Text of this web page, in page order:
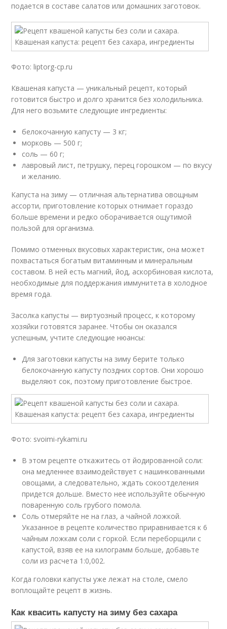
подается в составе салатов или домашних заготовок.
Фото: liptorg-cp.ru
Квашеная капуста — уникальный рецепт, который
готовится быстро и долго хранится без холодильника.
Для него возьмите следующие ингредиенты:
белокочанную капусту — 3 кг;
морковь — 500 г;
соль — 60 г;
лавровый лист, петрушку, перец горошком — по вкусу
и желанию.
Капуста на зиму — отличная альтернатива овощным
ассорти, приготовление которых отнимает гораздо
больше времени и редко оборачивается ощутимой
пользой для организма.
Помимо отменных вкусовых характеристик, она может
похвастаться богатым витаминным и минеральным
составом. В ней есть магний, йод, аскорбиновая кислота,
необходимые для поддержания иммунитета в холодное
время года.
Засолка капусты — виртуозный процесс, к которому
хозяйки готовятся заранее. Чтобы он оказался
успешным, учтите следующие нюансы:
Для заготовки капусты на зиму берите только
белокочанную капусту поздних сортов. Они хорошо
выделяют сок, поэтому приготовление быстрое.
Фото: svoimi-rykami.ru
В этом рецепте откажитесь от йодированной соли:
она медленнее взаимодействует с нашинкованными
овощами, а следовательно, ждать сокоотделения
придется дольше. Вместо нее используйте обычную
поваренную соль грубого помола.
Соль отмеряйте не на глаз, а чайной ложкой.
Указанное в рецепте количество приравнивается к 6
чайным ложкам соли с горкой. Если переборщили с
капустой, взяв ее на килограмм больше, добавьте
соли из расчета 1:0,002.
Когда головки капусты уже лежат на столе, смело
воплощайте рецепт в жизнь.
Как квасить капусту на зиму без сахара